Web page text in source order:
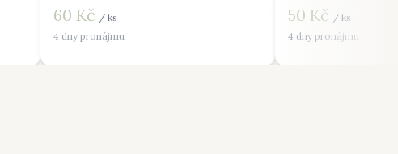
60 Kč / ks
4 dny pronájmu
50 Kč / ks
4 dny pronájmu